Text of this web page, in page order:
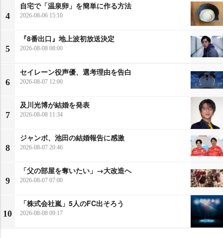
4
自宅で「温泉卵」を簡単に作る方法
2026-08-06 15:10
5
『8番出口』地上波初放送決定
2026-08-08 08:00
6
セイレーン役声優、選考理由を告白
2026-08-07 12:00
7
及川光博が結婚を発表
2026-08-08 11:34
8
ジャンボ、池田の結婚報告に感激
2026-08-07 20:46
9
「父の部屋を奪いたい」→大改造へ
2026-08-07 07:00
10
「株式会社嵐」5人のFC出そろう
2026-08-08 09:17